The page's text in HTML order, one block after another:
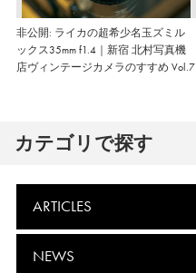
非公開: ライカの超希少名玉ズミル
ックス35mm f1.4｜新宿 北村写真機
店ヴィンテージカメラのすすめ Vol.7
カテゴリで探す
ARTICLES
NEWS